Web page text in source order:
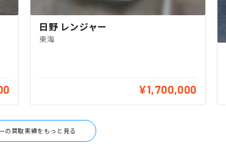
日野 レンジャー
東海
¥1,700,000
の買取実績をもっと見る